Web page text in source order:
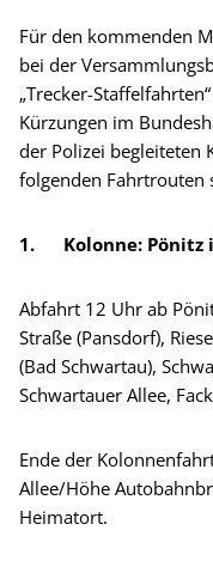
Für den kommenden
bei der
„Trecker-
Kürzungen im
der Polizei begleiteten
folgenden Fahrtrouten
1. Kolonne: Pönitz
Abfahrt 12 Uhr ab
Straße (Pansdorf),
(Bad Schwartau),
Schwartauer Allee,
Ende der
Allee/Höhe
Heimatort.